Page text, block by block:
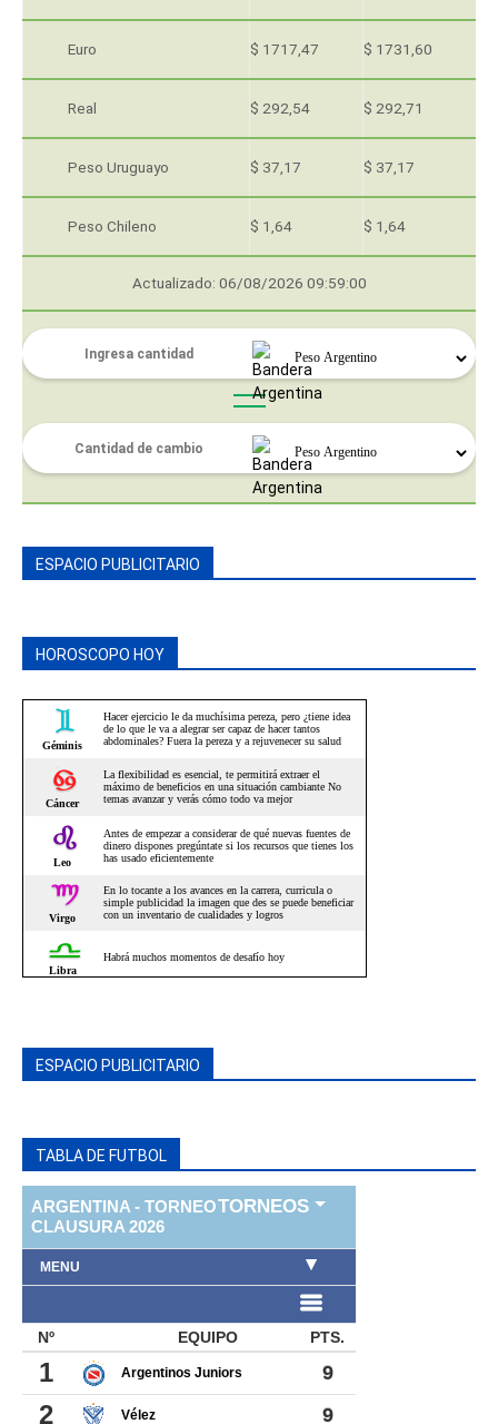
Euro $ 1717,47 $ 1731,60
Real $ 292,54 $ 292,71
Peso Uruguayo $ 37,17 $ 37,17
Peso Chileno $ 1,64 $ 1,64
Actualizado: 06/08/2026 09:59:00
ESPACIO PUBLICITARIO
HOROSCOPO HOY
ESPACIO PUBLICITARIO
TABLA DE FUTBOL